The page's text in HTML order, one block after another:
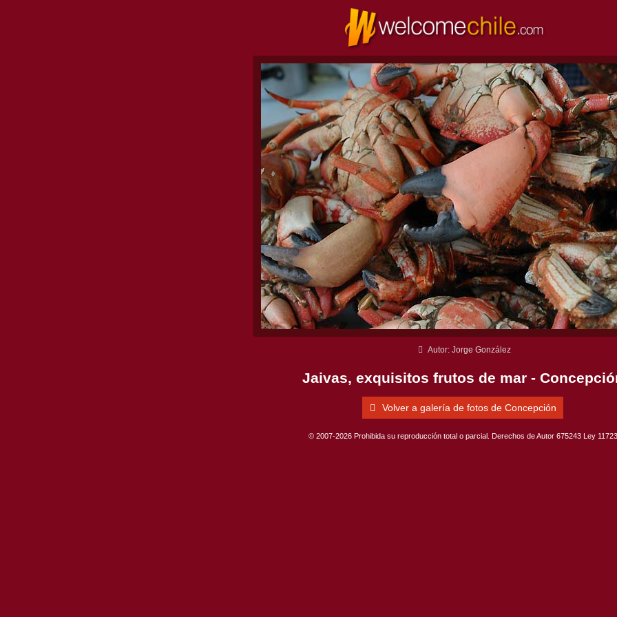
Autor: Jorge González
Jaivas, exquisitos frutos de mar -
Volver a galería de fotos de Concepción
© 2007-2026 Prohibida su reproducción total o parcial. Derechos de Autor 675243 Ley 11723